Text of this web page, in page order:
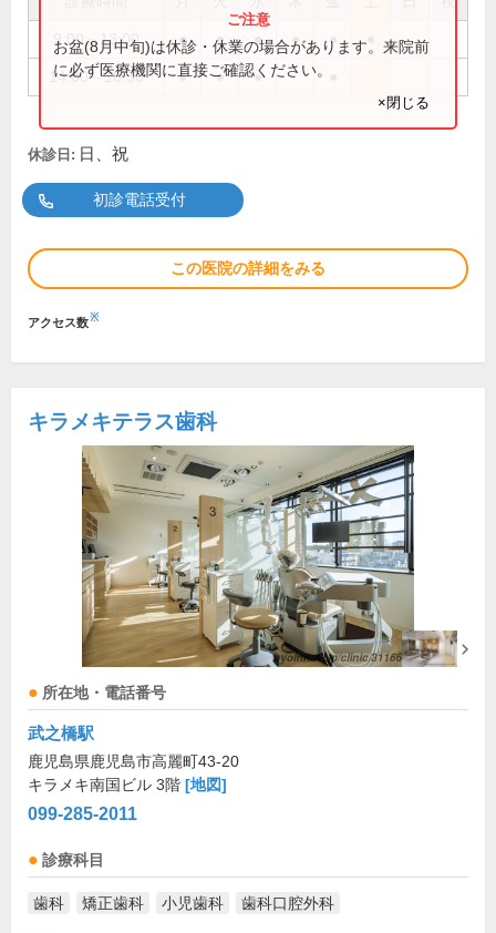
9:00～13:00 ● ● ● ● ●
14:00～18:30 ● ● ●
お盆(8月中旬)は休診・休業の場合があります。来院前
に必ず医療機関に直接ご確認ください。
×閉じる
休診日: 日、祝
初診電話受付
この医院の詳細をみる
アクセス数※
キラメキテラス歯科
所在地・電話番号
武之橋駅
鹿児島県鹿児島市高麗町43-20
キラメキ南国ビル 3階 [地図]
099-285-2011
診療科目
歯科 矯正歯科 小児歯科 歯科口腔外科